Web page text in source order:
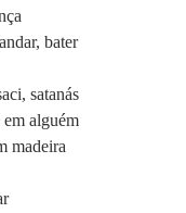
bater
satanás
alguém
madeira